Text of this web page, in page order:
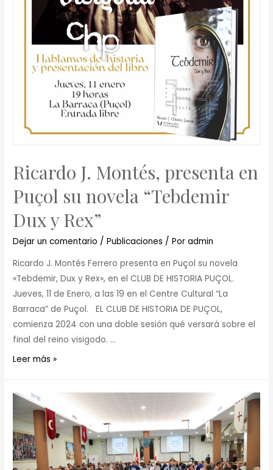
Ricardo J. Montés, presenta en
Puçol su novela “Tebdemir
Dux y Rex”
Dejar un comentario /Publicaciones / Poradmin
Ricardo J. Montés Ferrero presenta en Puçol su novela
«Tebdemir, Dux y Rex», en el CLUB DE HISTORIA PUÇOL.
Jueves, 11 de Enero, a las 19 en el Centre Cultural “La
Barraca” de Puçol. EL CLUB DE HISTORIA DE PUÇOL,
comienza 2024 con una doble sesión qué versará sobre el
final del reino visigodo. …
Leer más »